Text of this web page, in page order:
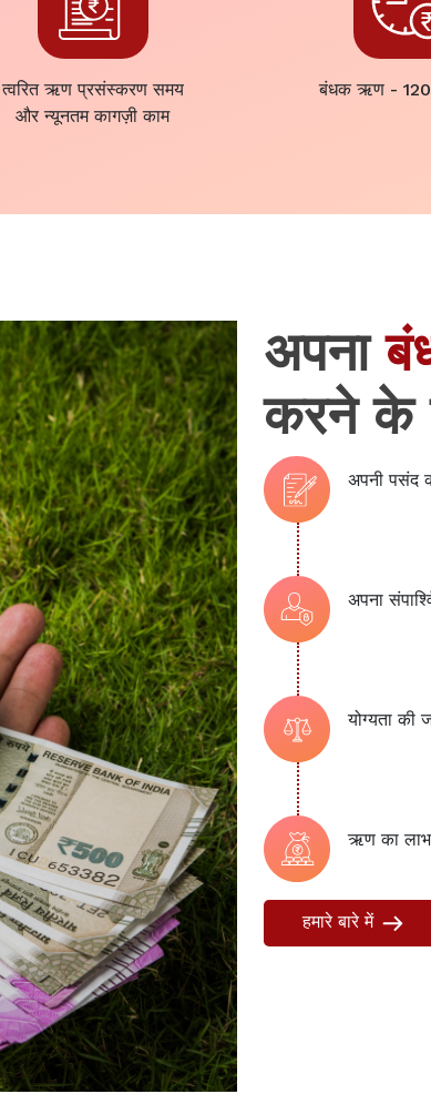
त्वरित ऋण प्रसंस्करण समय
और न्यूनतम कागज़ी काम
बंधक ऋण - 120
अपना
करने के
अपनी पसंद
अपना
योग्यता की
ऋण का लाभ
हमारे बारे में